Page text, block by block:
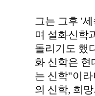
그는 그후 '
며 설화신학
돌리기도 했
화 신학은 현
는 신학"이
의 신학, 희